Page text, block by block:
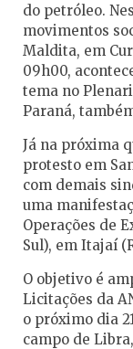
do petróleo.
movimentos
Maldita, em
09h00,
tema no
Paraná,
Já na próxima
protesto em
com demais
uma
Operações de
Sul), em Itajaí
O objetivo é
Licitações da
o próximo dia
campo de